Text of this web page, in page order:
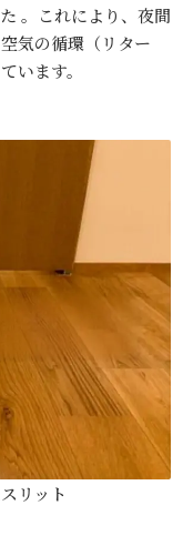
。これにより、夜間
気の循環（リター
います。
リット